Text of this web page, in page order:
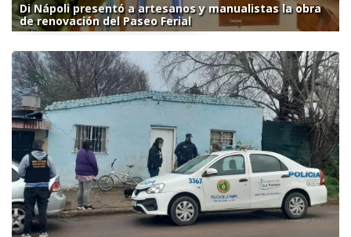
Di Nápoli presentó a artesanos y manualistas la obra
de renovación del Paseo Ferial